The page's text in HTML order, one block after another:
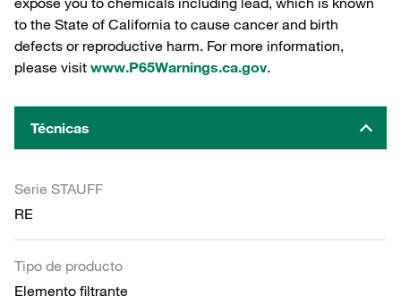
to the State of California to cause cancer and birth
defects or reproductive harm. For more information,
please visit www.P65Warnings.ca.gov.
Técnicas
Serie STAUFF
RE
Tipo de producto
Elemento filtrante